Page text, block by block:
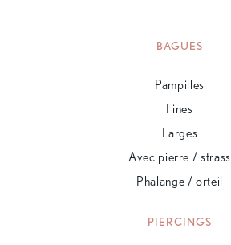
BAGUES
Pampilles
Fines
Larges
Avec pierre / strass
Phalange / orteil
PIERCINGS